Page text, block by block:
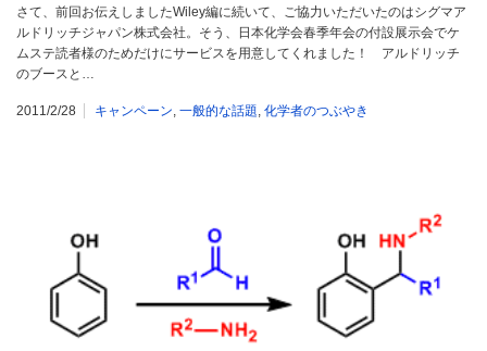
さて、前回お伝えしましたWiley編に続いて、ご協力いただいたのはシグマア
ルドリッチジャパン株式会社。そう、日本化学会春季年会の付設展示会でケ
ムステ読者様のためだけにサービスを用意してくれました！ アルドリッチ
のブースと…
2011/2/28 キャンペーン, 一般的な話題, 化学者のつぶやき